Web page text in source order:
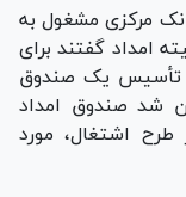
مرکزی مشغول به
امداد گفتند برای
تأسیس یک صندوق
شد صندوق امداد
اشتغال، مورد